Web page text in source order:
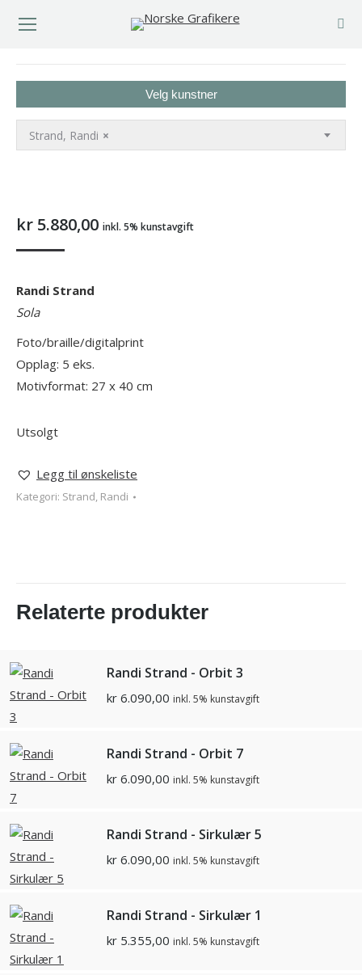
Velg kunstner
×
Strand, Randi
kr 5.880,00 inkl. 5% kunstavgift
Randi Strand
Sola
Foto/braille/digitalprint
Opplag: 5 eks.
Motivformat: 27 x 40 cm
Utsolgt
Legg til ønskeliste
Kategori: Strand, Randi
Relaterte produkter
Randi Strand - Orbit 3
kr 6.090,00 inkl. 5% kunstavgift
Randi Strand - Orbit 7
kr 6.090,00 inkl. 5% kunstavgift
Randi Strand - Sirkulær 5
kr 6.090,00 inkl. 5% kunstavgift
Randi Strand - Sirkulær 1
kr 5.355,00 inkl. 5% kunstavgift